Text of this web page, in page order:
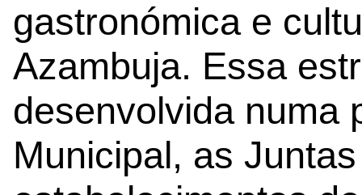
gastronómica e
Azambuja. Essa
desenvolvida numa
Municipal, as